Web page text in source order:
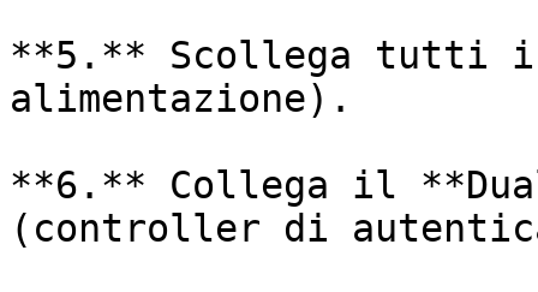
**5.** Scollega tutti i
alimentazione).
**6.** Collega il
(controller di